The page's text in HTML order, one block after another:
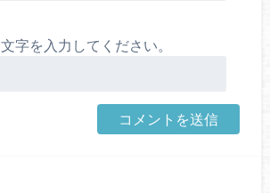
字を入力してください。